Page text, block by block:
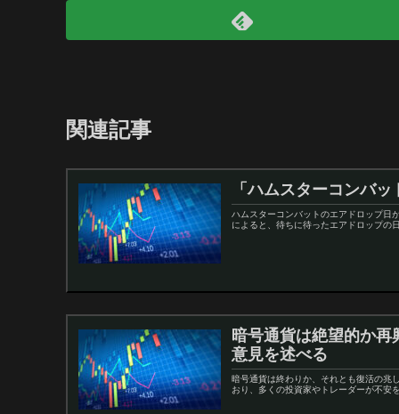
関連記事
「ハムスターコンバ
ハムスターコンバットのエアドロップ日
によると、待ちに待ったエアドロップの
暗号通貨は絶望的か
意見を述べる
暗号通貨は終わりか、それとも復活の兆
おり、多くの投資家やトレーダーが不安